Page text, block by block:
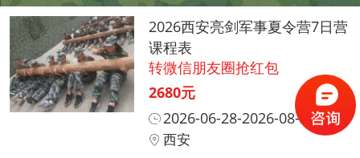
2026西安亮剑军事夏令营7日营
课程表
转微信朋友圈抢红包
2680元
2026-06-28-2026-08-31
西安